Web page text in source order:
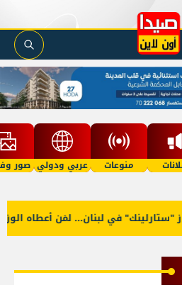
منوعات عربي ودولي صور
في لبنان... لمَن أعطاه الوزير؟